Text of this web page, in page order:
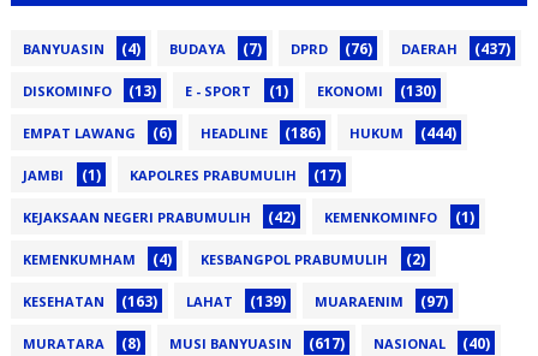
BANYUASIN (4) BUDAYA (7) DPRD (76) DAERAH (437)
DISKOMINFO (13) E - SPORT (1) EKONOMI (130)
EMPAT LAWANG (6) HEADLINE (186) HUKUM (444)
JAMBI (1) KAPOLRES PRABUMULIH (17)
KEJAKSAAN NEGERI PRABUMULIH (42) KEMENKOMINFO (1)
KEMENKUMHAM (4) KESBANGPOL PRABUMULIH (2)
KESEHATAN (163) LAHAT (139) MUARAENIM (97)
MURATARA (8) MUSI BANYUASIN (617) NASIONAL (40)